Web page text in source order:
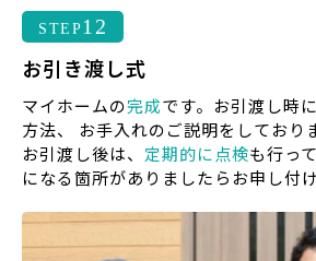
STEP12
お引き渡し式
マイホームの完成です。お引渡し時
方法、 お手入れのご説明をしており
お引渡し後は、 定期的に点検も行っ
になる箇所がありましたらお申し付